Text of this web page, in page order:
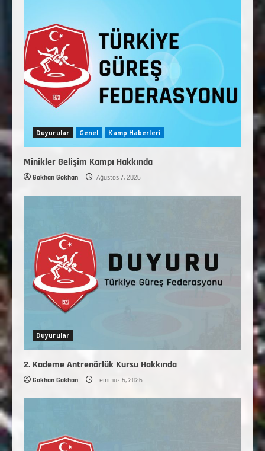
Duyurular Genel Kamp Haberleri
Minikler Gelişim Kampı Hakkında
Gokhan Gokhan Ağustos 7, 2026
Duyurular
2. Kademe Antrenörlük Kursu Hakkında
Gokhan Gokhan Temmuz 6, 2026